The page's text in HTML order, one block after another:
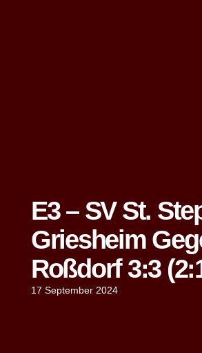
E3 – SV St.
Griesheim
Roßdorf 3:3
17 September 2024